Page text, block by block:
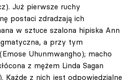
Już pierwsze ruchy
postaci zdradzają ich
w sztuce szalona hipiska Ann
a przy tym
Uhunmwangho); macho
z mężem Linda Sagan
Każde z nich jest odpowiedzialne